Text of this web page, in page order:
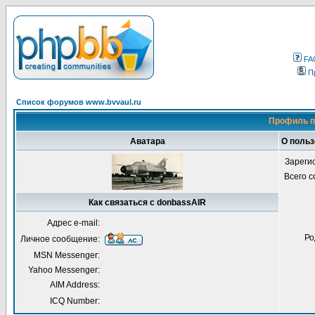
Список форумов www.bvvaul.ru
Профиль
Аватара О
Всего
Как связаться с donbassAIR
Адрес e-mail:
Личное сообщение:
MSN Messenger:
Yahoo Messenger:
AIM Address:
ICQ Number: